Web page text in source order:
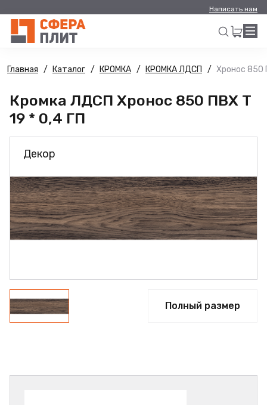
Написать нам
Искать
Главная Каталог КРОМКА КРОМКА ЛДСП Хронос 850
Кромка ЛДСП Хронос 850 ПВХ Т
19 * 0,4 ГП
Декор
Полный размер